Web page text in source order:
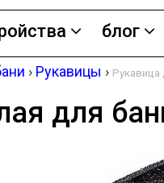
блог
› Рукавицы › Рукавица
для